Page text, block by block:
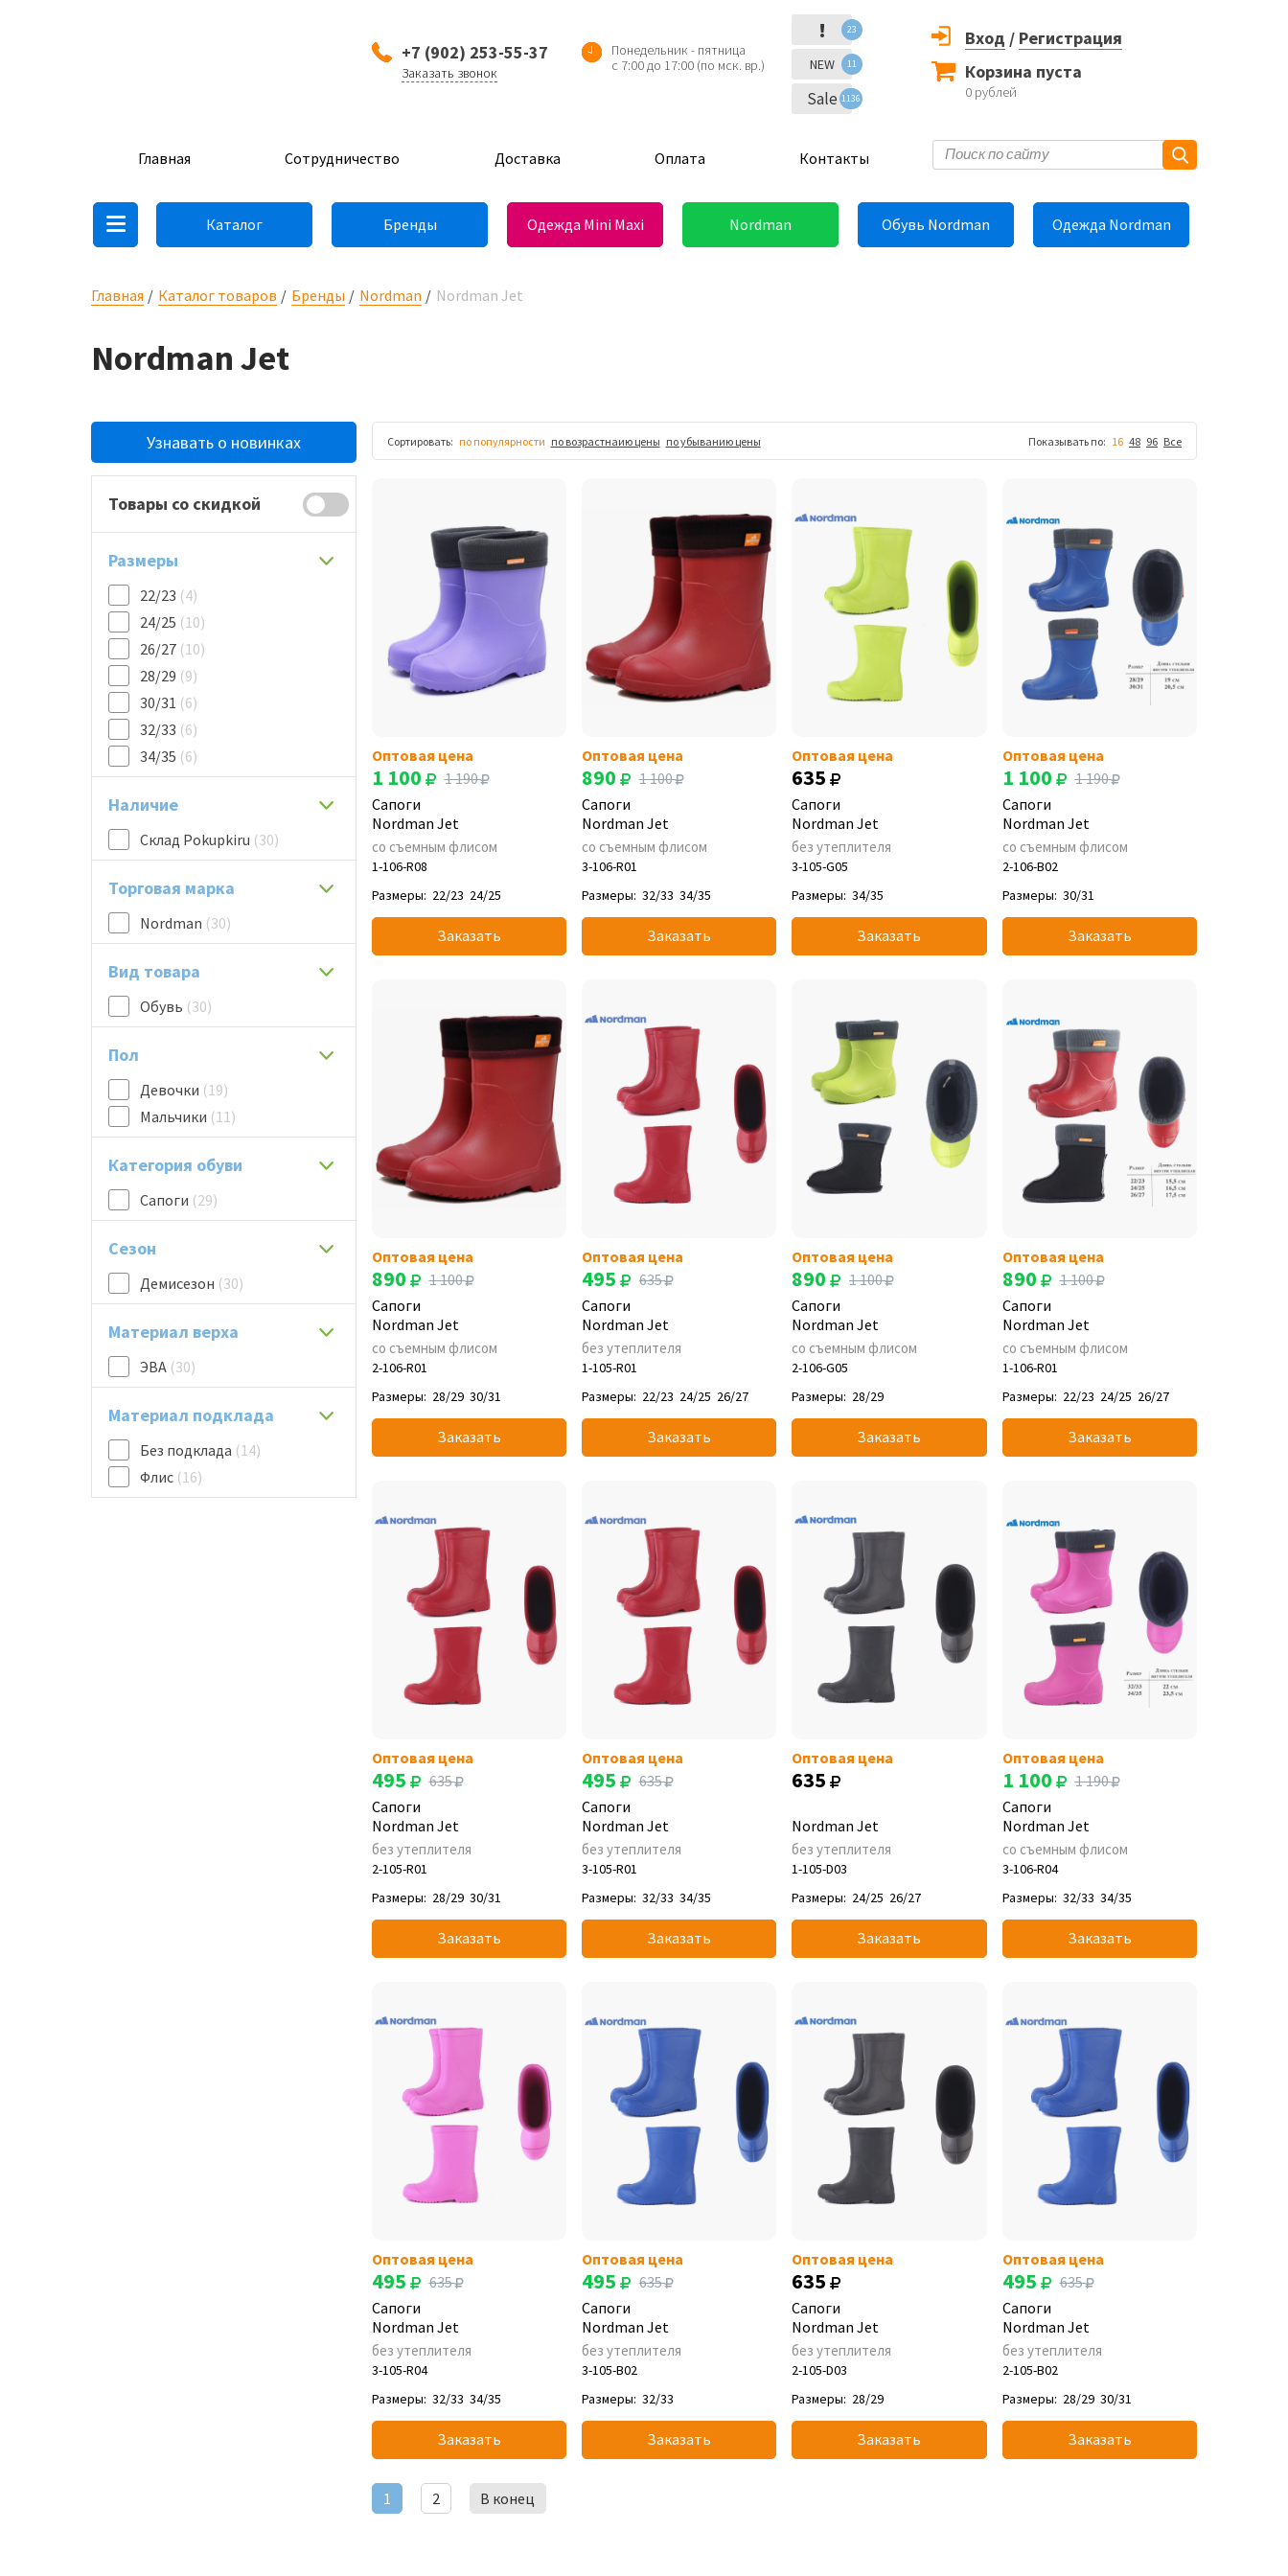
+7 (902) 253-55-37
Заказать звонок
Понедельник - пятница
с 7:00 до 17:00 (по мск. вр.)
! 23
NEW 11
Sale 1136
Вход / Регистрация
Корзина пуста
0 рублей
Главная Сотрудничество Доставка Оплата Контакты
Каталог Бренды Одежда Mini Maxi Nordman Обувь Nordman Одежда Nordman
Главная Каталог товаров Бренды Nordman Nordman Jet
Nordman Jet
Узнавать о новинках
Товары со скидкой
Размеры
22/23 (4)
24/25 (10)
26/27 (10)
28/29 (9)
30/31 (6)
32/33 (6)
34/35 (6)
Наличие
Склад Pokupkiru (30)
Торговая марка
Nordman (30)
Вид товара
Обувь (30)
Пол
Девочки (19)
Мальчики (11)
Категория обуви
Сапоги (29)
Сезон
Демисезон (30)
Материал верха
ЭВА (30)
Материал подклада
Без подклада (14)
Флис (16)
Сортировать: по популярности по возрастнаию цены по убыванию цены Показывать по: 16 48 96 Все
Оптовая цена
1 100
1 190
Сапоги
Nordman Jet
со съемным флисом
1-106-R08
Размеры: 22/23 24/25
Заказать
Оптовая цена
890
1 100
Сапоги
Nordman Jet
со съемным флисом
3-106-R01
Размеры: 32/33 34/35
Заказать
Оптовая цена
635
Сапоги
Nordman Jet
без утеплителя
3-105-G05
Размеры: 34/35
Заказать
Оптовая цена
1 100
1 190
Сапоги
Nordman Jet
со съемным флисом
2-106-B02
Размеры: 30/31
Заказать
Оптовая цена
890
1 100
Сапоги
Nordman Jet
со съемным флисом
2-106-R01
Размеры: 28/29 30/31
Заказать
Оптовая цена
495
635
Сапоги
Nordman Jet
без утеплителя
1-105-R01
Размеры: 22/23 24/25 26/27
Заказать
Оптовая цена
890
1 100
Сапоги
Nordman Jet
со съемным флисом
2-106-G05
Размеры: 28/29
Заказать
Оптовая цена
890
1 100
Сапоги
Nordman Jet
со съемным флисом
1-106-R01
Размеры: 22/23 24/25 26/27
Заказать
Оптовая цена
495
635
Сапоги
Nordman Jet
без утеплителя
2-105-R01
Размеры: 28/29 30/31
Заказать
Оптовая цена
495
635
Сапоги
Nordman Jet
без утеплителя
3-105-R01
Размеры: 32/33 34/35
Заказать
Оптовая цена
635
Nordman Jet
без утеплителя
1-105-D03
Размеры: 24/25 26/27
Заказать
Оптовая цена
1 100
1 190
Сапоги
Nordman Jet
со съемным флисом
3-106-R04
Размеры: 32/33 34/35
Заказать
Оптовая цена
495
635
Сапоги
Nordman Jet
без утеплителя
3-105-R04
Размеры: 32/33 34/35
Заказать
Оптовая цена
495
635
Сапоги
Nordman Jet
без утеплителя
3-105-B02
Размеры: 32/33
Заказать
Оптовая цена
635
Сапоги
Nordman Jet
без утеплителя
2-105-D03
Размеры: 28/29
Заказать
Оптовая цена
495
635
Сапоги
Nordman Jet
без утеплителя
2-105-B02
Размеры: 28/29 30/31
Заказать
1 2 В конец